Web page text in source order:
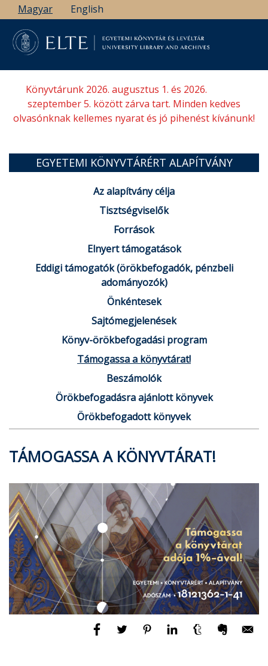
Ugrás
a
tartalomra
Magyar English
Könyvtárunk 2026. augusztus 1. és 2026.
szeptember 5. között zárva tart. Minden kedves
olvasónknak kellemes nyarat és jó pihenést kívánunk!
EGYETEMI KÖNYVTÁRÉRT ALAPÍTVÁNY
Az alapítvány célja
Tisztségviselők
Források
Elnyert támogatások
Eddigi támogatók (örökbefogadók, pénzbeli
adományozók)
Önkéntesek
Sajtómegjelenések
Könyv-örökbefogadási program
Támogassa a könyvtárat!
Beszámolók
Örökbefogadásra ajánlott könyvek
Örökbefogadott könyvek
TÁMOGASSA A KÖNYVTÁRAT!